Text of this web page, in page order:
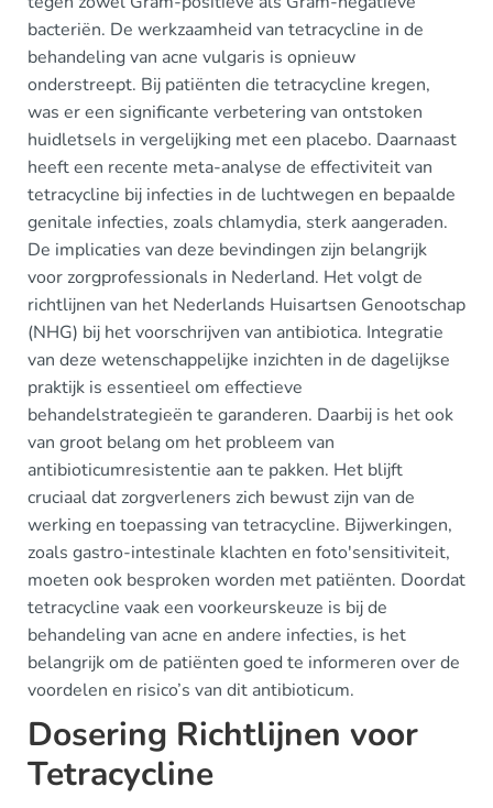
bacteriën. De werkzaamheid van tetracycline in de
behandeling van acne vulgaris is opnieuw
onderstreept. Bij patiënten die tetracycline kregen,
was er een significante verbetering van ontstoken
huidletsels in vergelijking met een placebo. Daarnaast
heeft een recente meta-analyse de effectiviteit van
tetracycline bij infecties in de luchtwegen en bepaalde
genitale infecties, zoals chlamydia, sterk aangeraden.
De implicaties van deze bevindingen zijn belangrijk
voor zorgprofessionals in Nederland. Het volgt de
richtlijnen van het Nederlands Huisartsen Genootschap
(NHG) bij het voorschrijven van antibiotica. Integratie
van deze wetenschappelijke inzichten in de dagelijkse
praktijk is essentieel om effectieve
behandelstrategieën te garanderen. Daarbij is het ook
van groot belang om het probleem van
antibioticumresistentie aan te pakken. Het blijft
cruciaal dat zorgverleners zich bewust zijn van de
werking en toepassing van tetracycline. Bijwerkingen,
zoals gastro-intestinale klachten en foto'sensitiviteit,
moeten ook besproken worden met patiënten. Doordat
tetracycline vaak een voorkeurskeuze is bij de
behandeling van acne en andere infecties, is het
belangrijk om de patiënten goed te informeren over de
voordelen en risico’s van dit antibioticum.
Dosering Richtlijnen voor
Tetracycline